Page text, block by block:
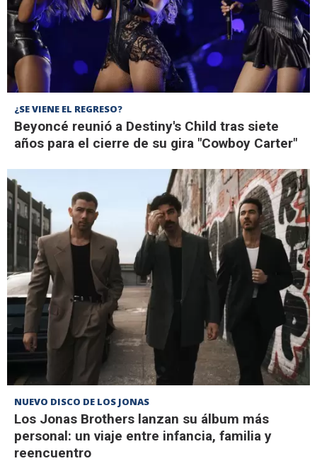
¿SE VIENE EL REGRESO?
Beyoncé reunió a Destiny's Child tras siete
años para el cierre de su gira "Cowboy Carter"
NUEVO DISCO DE LOS JONAS
Los Jonas Brothers lanzan su álbum más
personal: un viaje entre infancia, familia y
reencuentro